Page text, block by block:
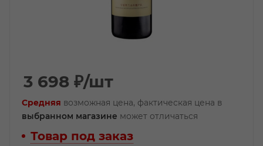
3 698 ₽/шт
Средняя возможная цена, фактическая цена в
выбранном магазине может отличаться
Товар под заказ